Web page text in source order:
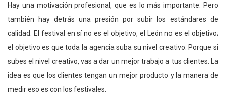
Hay una motivación profesional, que es lo más importante. Pero
también hay detrás una presión por subir los estándares de
calidad. El festival en sí no es el objetivo, el León no es el objetivo;
el objetivo es que toda la agencia suba su nivel creativo. Porque si
subes el nivel creativo, vas a dar un mejor trabajo a tus clientes. La
idea es que los clientes tengan un mejor producto y la manera de
medir eso es con los festivales.